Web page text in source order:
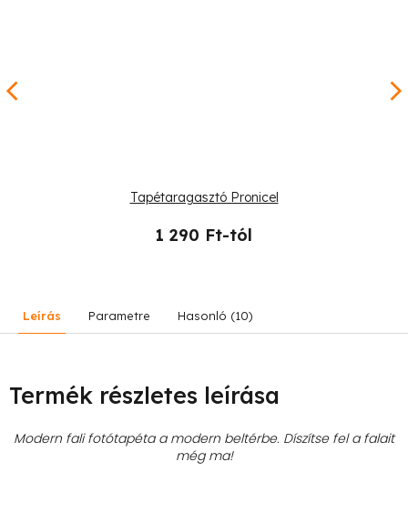
Tapétaragasztó Pronicel
1 290 Ft-tól
Leírás Parametre Hasonló (10)
Termék részletes leírása
Modern fali fotótapéta a modern beltérbe. Díszítse fel a falait
még ma!